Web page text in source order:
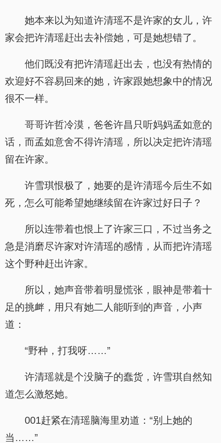
她本来以为知道许清瑶不是许家的女儿，许
家会把许清瑶赶出去补偿她，可是她想错了。
他们既没有把许清瑶赶出去，也没有热情的
欢迎好不容易回来的她，许家跟她想象中的情况
很不一样。
哥哥许哲冷漠，爸爸许昌只听妈妈孟如意的
话，而孟如意舍不得许清瑶，所以决定把许清瑶
留在许家。
许雪琪恨极了，她要的是许清瑶今后生不如
死，怎么可能希望她继续留在许家过好日子？
所以连带着也恨上了许家三口，不过当务之
急是消磨尽许家对许清瑶的感情，从而把许清瑶
这个野种赶出许家。
所以，她声音带着明显慌张，眼神是带着十
足的挑衅，用只有她二人能听到的声音，小声
道：
“野种，打我呀……”
许清瑶就是个没脑子的蠢货，许雪琪自然知
道怎么激怒她。
001赶紧在清瑶脑海里劝道：“别上她的
当……”